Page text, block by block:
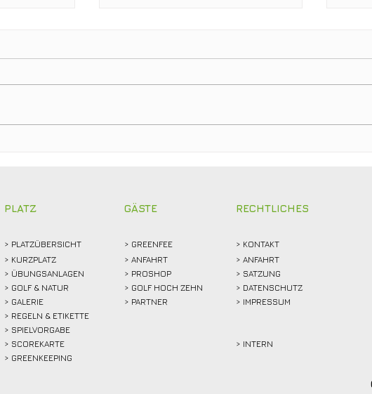
PLATZ
> PLATZÜBERSICHT
> KURZPLATZ
> ÜBUNGSANLAGEN
> GOLF & NATUR
> GALERIE
> REGELN & ETIKETTE
> SPIELVORGABE
> SCOREKARTE
> GREENKEEPING
GÄSTE
> GREENFEE
> ANFAHRT
> PROSHOP
> GOLF HOCH ZEHN
> PARTNER
RECHTLICHES
> KONTAKT
> ANFAHRT
> SATZUNG
> DATENSCHUTZ
> IMPRESSUM
> INTERN